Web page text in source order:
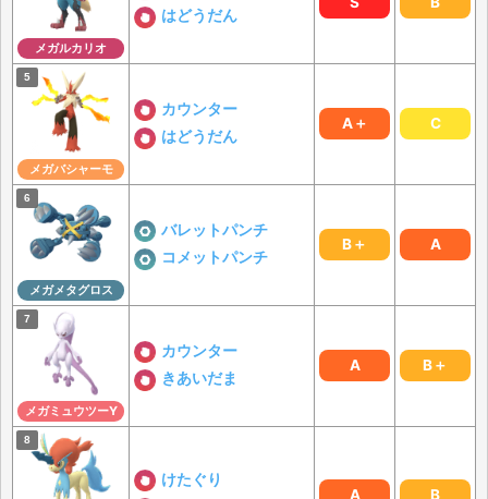
メガルカリオ
はどうだん
メガバシャーモ
カウンター
はどうだん
A＋ C
メガメタグロス
バレットパンチ
コメットパンチ
B＋ A
メガミュウツーY
カウンター
きあいだま
A B＋
けたぐり
A B